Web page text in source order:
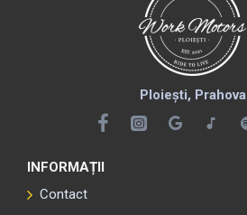
Ploiești, Prahova
INFORMAȚII
Contact